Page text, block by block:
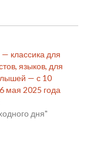
— классика для
языков, для
— с 10
мая 2025 года
дня"